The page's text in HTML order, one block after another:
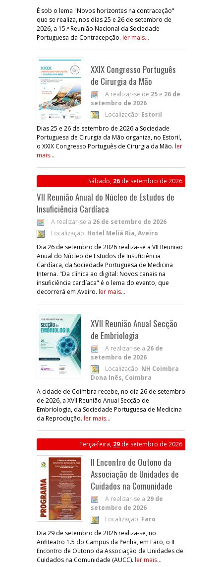
É sob o lema "Novos horizontes na contraceção"
que se realiza, nos dias 25 e 26 de setembro de
2026, a 15.ª Reunião Nacional da Sociedade
Portuguesa da Contracepção. ler mais...
XXIX Congresso Português
de Cirurgia da Mão
A realizar-se de 25 e 26 de
setembro de 2026
Localização: Estoril
Dias 25 e 26 de setembro de 2026 a Sociedade
Portuguesa de Cirurgia da Mão organiza, no Estoril,
o XXIX Congresso Português de Cirurgia da Mão. ler
mais...
Sábado, 26 de setembro de 2026
VII Reunião Anual do Núcleo de Estudos de
Insuficiência Cardíaca
A realizar-se a 26 de setembro de 2026
Localização: Hotel Meliá Ria, Aveiro
Dia 26 de setembro de 2026 realiza-se a VII Reunião
Anual do Núcleo de Estudos de Insuficiência
Cardíaca, da Sociedade Portuguesa de Medicina
Interna. "Da clínica ao digital: Novos canais na
insuficiência cardíaca" é o lema do evento, que
decorrerá em Aveiro. ler mais...
XVII Reunião Anual Secção
de Embriologia
A realizar-se a 26 de
setembro de 2026
Localização: NH Coimbra
Dona Inês, Coimbra
A cidade de Coimbra recebe, no dia 26 de setembro
de 2026, a XVII Reunião Anual Secção de
Embriologia, da Sociedade Portuguesa de Medicina
da Reprodução. ler mais...
Terça-feira, 29 de setembro de 2026
II Encontro de Outono da
Associação de Unidades de
Cuidados na Comunidade
A realizar-se a 29 de
setembro de 2026
Localização: Faro
Dia 29 de setembro de 2026 realiza-se, no
Anfiteatro 1.5 do Campus da Penha, em Faro, o II
Encontro de Outono da Associação de Unidades de
Cuidados na Comunidade (AUCC). ler mais...